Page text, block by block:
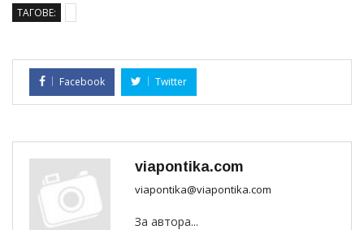
ТАГОВЕ:
Facebook Twitter
viapontika.com
viapontika@viapontika.com
За автора...